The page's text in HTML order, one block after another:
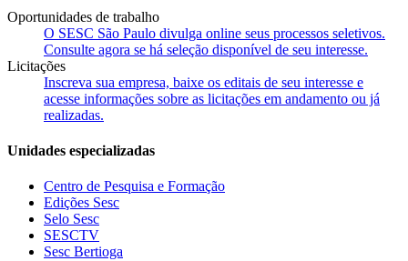
Oportunidades de trabalho
O SESC São Paulo divulga online seus processos seletivos.
Consulte agora se há seleção disponível de seu interesse.
Licitações
Inscreva sua empresa, baixe os editais de seu interesse e
acesse informações sobre as licitações em andamento ou já
realizadas.
Unidades especializadas
Centro de Pesquisa e Formação
Edições Sesc
Selo Sesc
SESCTV
Sesc Bertioga